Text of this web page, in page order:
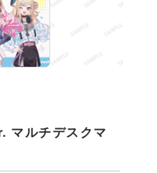
マルチデスクマ